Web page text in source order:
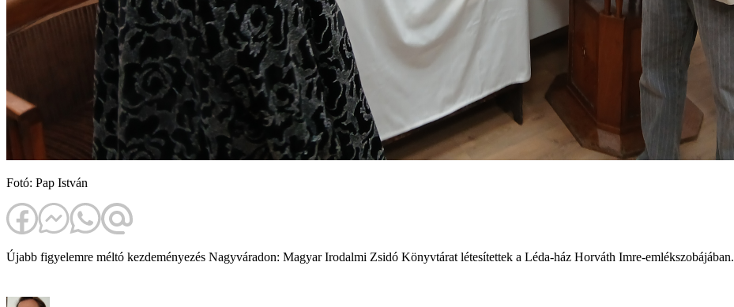
Fotó: Pap István
Újabb figyelemre méltó kezdeményezés Nagyváradon: Magyar Irodalmi Zsidó Könyvtárat létesítettek a Léda-ház Horváth Imre-emlékszobájában.